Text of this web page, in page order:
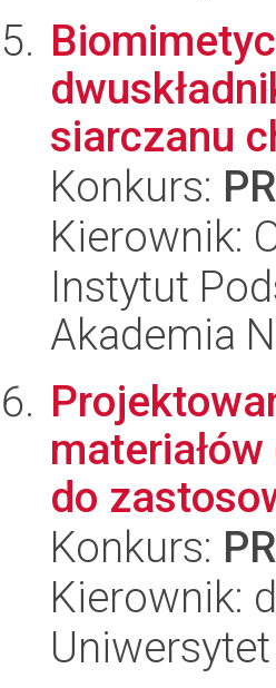
siarczanu
Konkurs:
Kierownik:
Instytut
Akademia
do
Konkurs:
Kierownik: